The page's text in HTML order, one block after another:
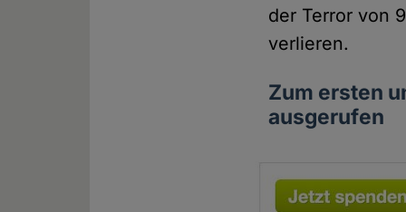
der Terror von
verlieren.
Zum ersten
ausgerufen